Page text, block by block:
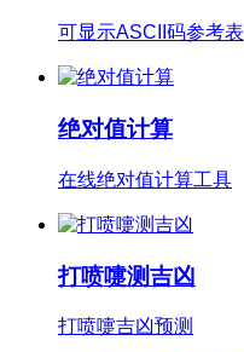
可显示ASCII码参考表
绝对值计算
在线绝对值计算工具
打喷嚏测吉凶
打喷嚏吉凶预测